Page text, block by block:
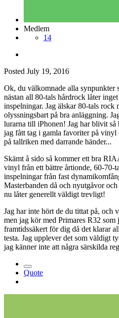
Medlem
14
Posted July 19, 2016
Ok, du välkomnade alla synpunkter
nästan all 80-tals hårdrock låter
inspelningar. Jag älskar 80-tals rock
olyssningsbart på bra anläggning.
lurarna till iPhonen! Jag har blivit så
jag fått tag i gamla favoriter på
på tallriken med darrande händer...
Skämt å sido så kommer ett bra
vinyl från ett bättre årtionde, 60-70-
inspelningar från fast
Masterbanden då och nyutgåvor
nu låter generellt väldigt trevligt!
Jag har inte hört de du tittat på, och
men jag kör med Primares R32
framtidssäkert för dig då det klarar
testa. Jag upplever det som väldigt
jag känner inte att några särskilda
Quote